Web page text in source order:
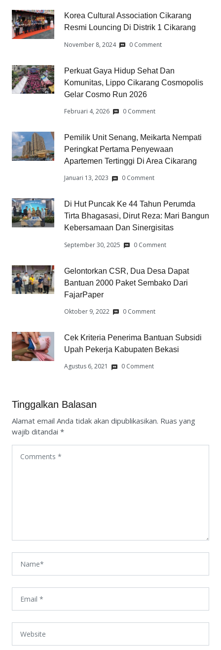
Korea Cultural Association Cikarang
Resmi Louncing Di Distrik 1 Cikarang
November 8, 2024 0 Comment
Perkuat Gaya Hidup Sehat Dan
Komunitas, Lippo Cikarang Cosmopolis
Gelar Cosmo Run 2026
Februari 4, 2026 0 Comment
Pemilik Unit Senang, Meikarta Nempati
Peringkat Pertama Penyewaan
Apartemen Tertinggi Di Area Cikarang
Januari 13, 2023 0 Comment
Di Hut Puncak Ke 44 Tahun Perumda
Tirta Bhagasasi, Dirut Reza: Mari Bangun
Kebersamaan Dan Sinergisitas
September 30, 2025 0 Comment
Gelontorkan CSR, Dua Desa Dapat
Bantuan 2000 Paket Sembako Dari
FajarPaper
Oktober 9, 2022 0 Comment
Cek Kriteria Penerima Bantuan Subsidi
Upah Pekerja Kabupaten Bekasi
Agustus 6, 2021 0 Comment
Tinggalkan Balasan
Alamat email Anda tidak akan dipublikasikan. Ruas yang
wajib ditandai *